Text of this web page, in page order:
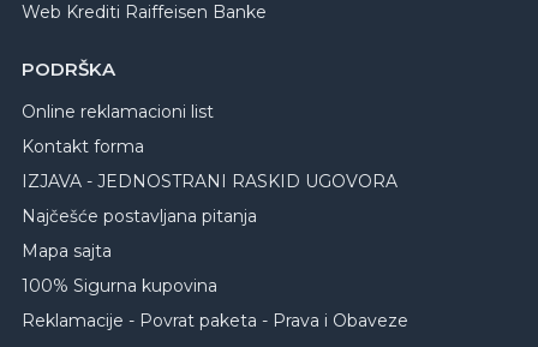
Web Krediti Raiffeisen Banke
PODRŠKA
Online reklamacioni list
Kontakt forma
IZJAVA - JEDNOSTRANI RASKID UGOVORA
Najčešće postavljana pitanja
Mapa sajta
100% Sigurna kupovina
Reklamacije - Povrat paketa - Prava i Obaveze